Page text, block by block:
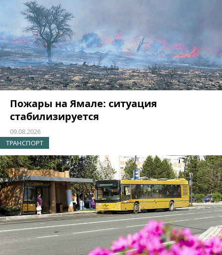
Пожары на Ямале: ситуация
стабилизируется
09.08.2026
ТРАНСПОРТ